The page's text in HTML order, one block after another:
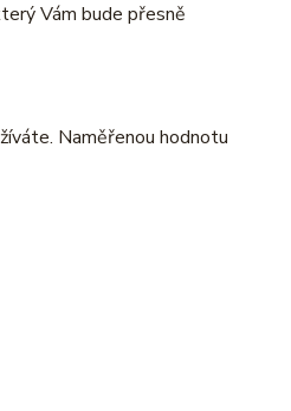
Vám bude přesně
Naměřenou hodnotu